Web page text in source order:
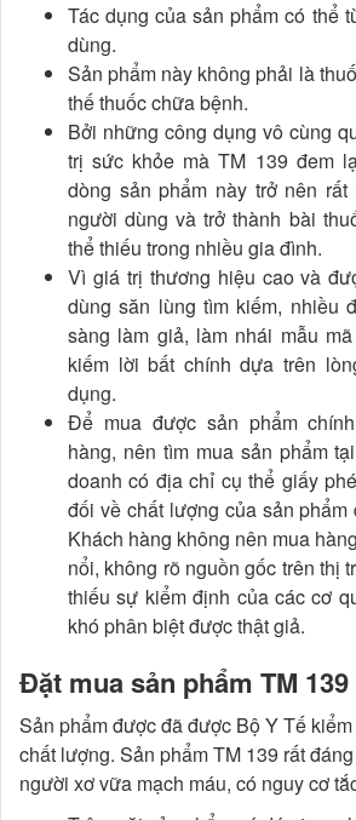
Tác dụng của sản phẩm có thể
dùng.
Sản phẩm này không phải là
thế thuốc chữa bệnh.
Bởi những công dụng vô cùng
trị sức khỏe mà TM 139 đem
dòng sản phẩm này trở nên
người dùng và trở thành bài
thể thiếu trong nhiều gia đình.
Vì giá trị thương hiệu cao và
dùng săn lùng tìm kiếm, nhiều
sàng làm giả, làm nhái mẫu
kiếm lời bất chính dựa trên
dụng.
Để mua được sản phẩm
hàng, nên tìm mua sản phẩm
doanh có địa chỉ cụ thể giấy
đối về chất lượng của sản phẩm
Khách hàng không nên mua
nổi, không rõ nguồn gốc trên thị
thiếu sự kiểm định của các cơ
khó phân biệt được thật giả.
Đặt mua sản phẩm TM 139
Sản phẩm được đã được Bộ Y Tế
chất lượng. Sản phẩm TM 139 rất
người xơ vữa mạch máu, có nguy cơ